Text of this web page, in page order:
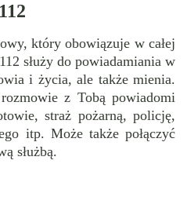
112
który obowiązuje w całej
służy do powiadamiania w
i życia, ale także mienia.
z Tobą powiadomi
straż pożarną, policję,
itp. Może także połączyć
służbą.